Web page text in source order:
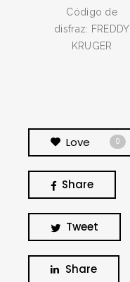
Código de
disfraz: FREDDY
KRUGER
Love 0
Share
Tweet
Share